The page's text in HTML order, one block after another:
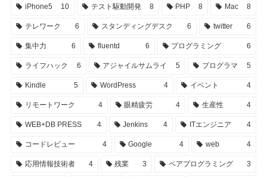
iPhone5 10 テスト駆動開発 8 PHP 8 Mac 8
テレワーク 6 スタンディングデスク 6 twitter 6
集中力 6 fluentd 6 プログラミング 6
ライフハック 6 アジャイルサムライ 5 プログラマ 5
Kindle 5 WordPress 4 イベント 4
リモートワーク 4 眼精疲労 4 生産性 4
WEB+DB PRESS 4 Jenkins 4 ITエンジニア 4
コードレビュー 4 Google 4 web 4
応用情報技術者 4 残業 3 ペアプログラミング 3